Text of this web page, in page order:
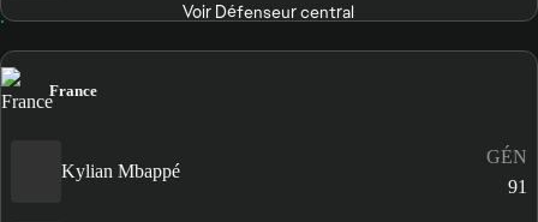
Voir Défenseur central
France
Kylian Mbappé
GÉN
91